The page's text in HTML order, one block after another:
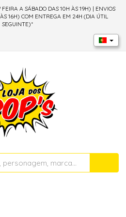
A SÁBADO DAS 10H ÀS 19H) | ENVIOS
16H) COM ENTREGA EM 24H (DIA ÚTIL
SEGUINTE)*